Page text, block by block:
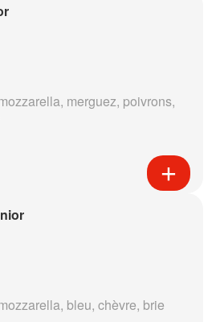
merguez, poivrons,
bleu, chèvre, brie